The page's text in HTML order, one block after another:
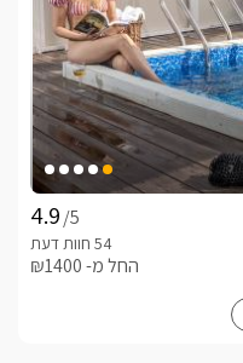
/5
החל מ- ₪1400